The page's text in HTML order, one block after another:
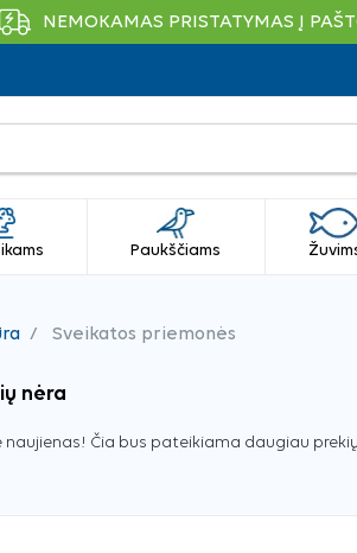
NEMOKAMAS PRISTATYMAS Į
Paukščiams
Sveikatos priemonės
nėra
naujienas! Čia bus pateikiama daugiau